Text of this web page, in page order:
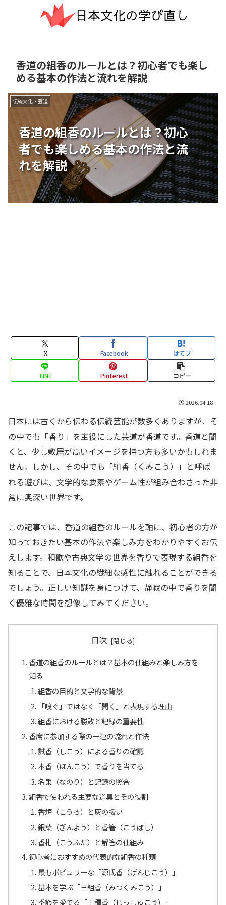
香道の組香のルールとは？初心者でも楽し
める基本の作法と流れを解説
香道の組香のルールとは？初心
者でも楽しめる基本の作法と流
れを解説
伝統文化・芸道
X Facebook はてブ
LINE Pinterest コピー
2026.04.18
日本には古くから伝わる伝統芸能が数多くありますが、そ
の中でも「香り」を主役にした芸道が香道です。香道と聞
くと、少し敷居が高いイメージを持つ方も多いかもしれま
せん。しかし、その中でも「組香（くみこう）」と呼ば
れる遊びは、文学的な要素やゲーム性が組み合わさった非
常に奥深い世界です。
この記事では、香道の組香のルールを軸に、初心者の方が
知っておきたい基本の作法や楽しみ方をわかりやすくお伝
えします。和歌や古典文学の世界を香りで表現する組香を
知ることで、日本文化の繊細な感性に触れることができる
でしょう。正しい知識を身につけて、静寂の中で香りを聞
く優雅な時間を想像してみてください。
目次
香道の組香のルールとは？基本の仕組みと楽しみ方を
知る
組香の目的と文学的な背景
「嗅ぐ」ではなく「聞く」と表現する理由
組香における勝敗と記録の重要性
香席に参加する際の一連の流れと作法
試香（しこう）による香りの確認
本香（ほんこう）で香りを当てる
名乗（なのり）と記録の照合
組香で使われる主要な道具とその役割
香炉（こうろ）と灰の扱い
銀葉（ぎんよう）と香箸（こうばし）
香札（こうふだ）と解答の仕組み
初心者におすすめの代表的な組香の種類
最もポピュラーな「源氏香（げんじこう）」
基本を学ぶ「三組香（みつくみこう）」
季節を愛でる「十種香（じっしゅこう）」